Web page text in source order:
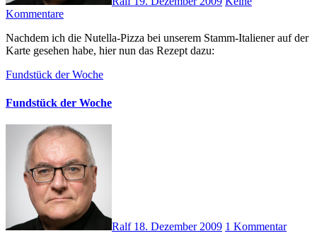
Kommentare
Nachdem ich die Nutella-Pizza bei unserem Stamm-Italiener auf der
Karte gesehen habe, hier nun das Rezept dazu:
Fundstück der Woche
Fundstück der Woche
Ralf 18. Dezember 2009 1 Kommentar